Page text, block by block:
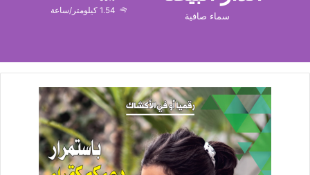
سماء صافية
1.54 كيلومتر/ساعة